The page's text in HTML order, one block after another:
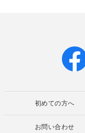
初めての方へ
お問い合わせ